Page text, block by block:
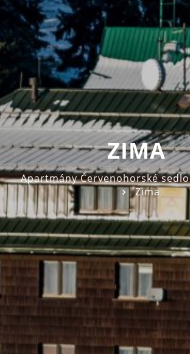
ZIMA
Apartmány Červenohorské sedlo
Zima